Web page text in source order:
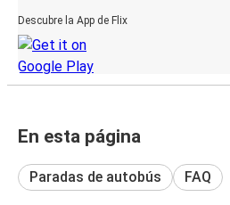
Descubre la App de Flix
En esta página
Paradas de autobús FAQ